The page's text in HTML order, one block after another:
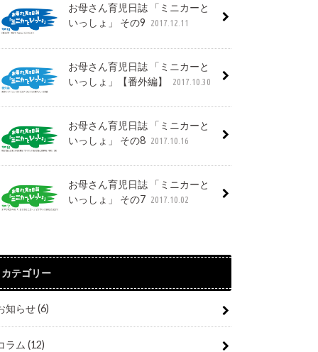
お母さん育児日誌 「ミニカーと
いっしょ」 その9
2017.12.11
お母さん育児日誌 「ミニカーと
いっしょ」【番外編】
2017.10.30
お母さん育児日誌 「ミニカーと
いっしょ」 その8 2017.10.16
お母さん育児日誌 「ミニカーと
いっしょ」 その7 2017.10.02
カテゴリー
知らせ(6)
ラム(12)